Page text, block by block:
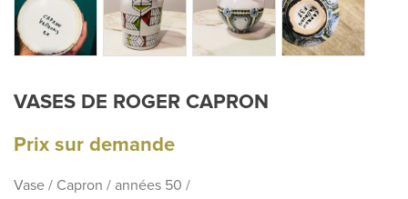
VASES DE ROGER CAPRON
Prix sur demande
Vase / Capron / années 50 /